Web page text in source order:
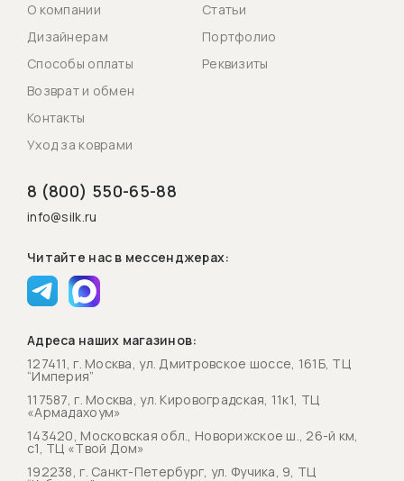
О компании
Дизайнерам
Способы оплаты
Возврат и обмен
Контакты
Уход за коврами
Статьи
Портфолио
Реквизиты
8 (800) 550-65-88
info@silk.ru
Читайте нас в мессенджерах:
Адреса наших магазинов:
127411, г. Москва, ул. Дмитровское шоссе, 161Б, ТЦ
“Империя”
117587, г. Москва, ул. Кировоградская, 11к1, ТЦ
«Армадахоум»
143420, Московская обл., Новорижское ш., 26-й км,
с1, ТЦ «Твой Дом»
192238, г. Санкт-Петербург, ул. Фучика, 9, ТЦ